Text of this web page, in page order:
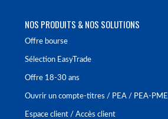
NOS PRODUITS & NOS SOLUTIONS
Offre bourse
Sélection EasyTrade
Offre 18-30 ans
Ouvrir un compte-titres / PEA / PEA-PME
Espace client / Accès client